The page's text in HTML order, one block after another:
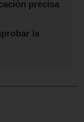
precisa
la